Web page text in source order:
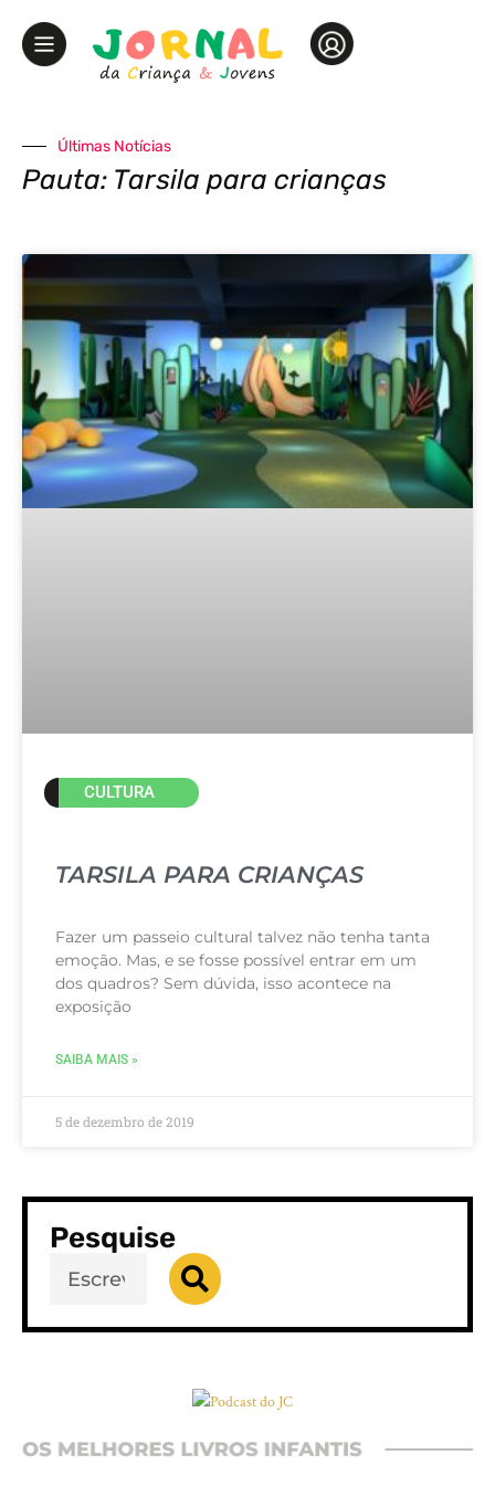
Últimas Notícias
Pauta: Tarsila para crianças
CULTURA
TARSILA PARA CRIANÇAS
Fazer um passeio cultural talvez não tenha tanta
emoção. Mas, e se fosse possível entrar em um
dos quadros? Sem dúvida, isso acontece na
exposição
SAIBA MAIS »
5 de dezembro de 2019
Pesquise